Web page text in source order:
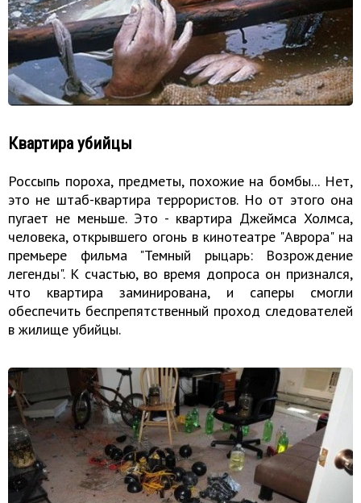
Квартира убийцы
Россыпь пороха, предметы, похожие на бомбы... Нет,
это не штаб-квартира террористов. Но от этого она
пугает не меньше. Это - квартира Джеймса Холмса,
человека, открывшего огонь в кинотеатре "Аврора" на
премьере фильма "Темный рыцарь: Возрождение
легенды". К счастью, во время допроса он признался,
что квартира заминирована, и саперы смогли
обеспечить беспрепятственный проход следователей
в жилище убийцы.